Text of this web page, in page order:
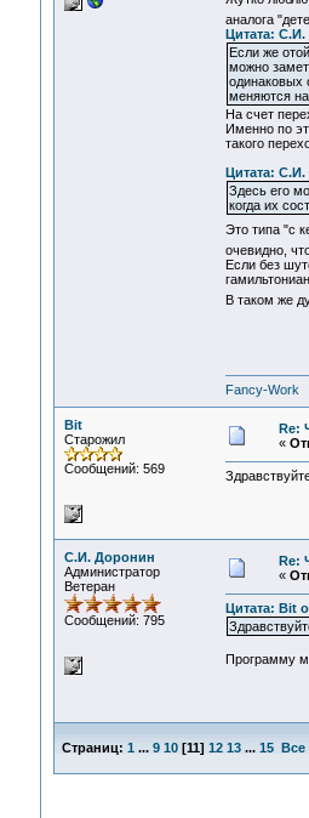
аналога
Цитата:
Если же
можно
одинаковых
меняются
На счет
Именно по
такого
Цитата:
Здесь его
когда их
Это типа "с
очевидно,
Если без
В таком же
Fancy-Work
Bit
Старожил
Сообщений: 569
Re:
«
С.И. Доронин
Администратор
Ветеран
Сообщений: 795
Re:
«
Цитата: Bit
Программу
Страниц: 1 ... 9 10[11] 12 13 ... 15 Все